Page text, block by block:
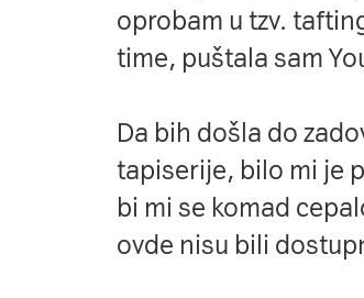
oprobam u tzv.
time, puštala sam
Da bih došla do
tapiserije, bilo mi je
bi mi se komad
ovde nisu bili